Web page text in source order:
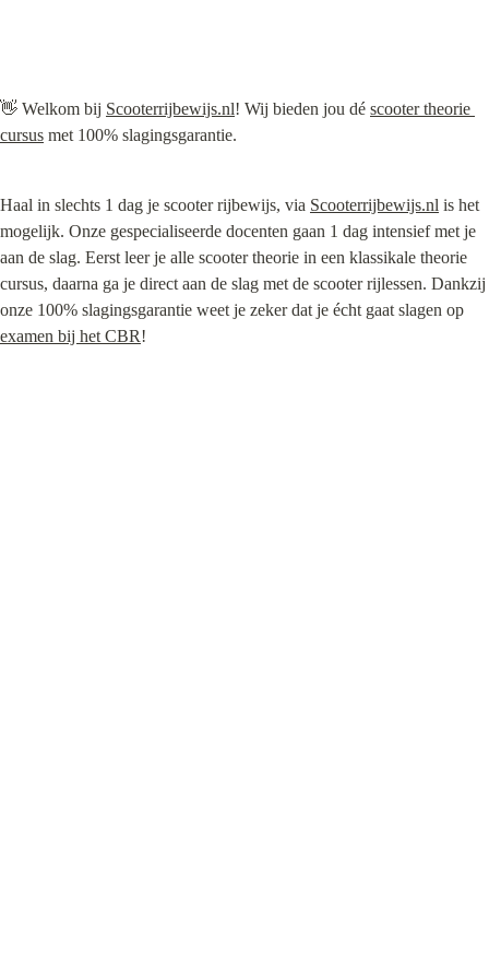
👋 Welkom bij Scooterrijbewijs.nl! Wij bieden jou dé scooter theorie
cursus met 100% slagingsgarantie.
Haal in slechts 1 dag je scooter rijbewijs, via Scooterrijbewijs.nl is het
mogelijk. Onze gespecialiseerde docenten gaan 1 dag intensief met je
aan de slag. Eerst leer je alle scooter theorie in een klassikale theorie
cursus, daarna ga je direct aan de slag met de scooter rijlessen. Dankzij
examen bij het CBR!